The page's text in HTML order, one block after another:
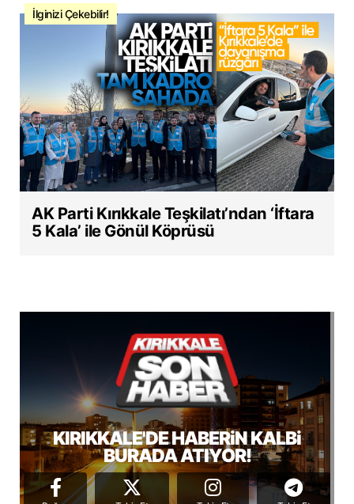
İlginizi Çekebilir!
AK Parti Kırıkkale Teşkilatı’ndan ‘İftara
5 Kala’ ile Gönül Köprüsü
KIRIKKALE'DE HABERiN KALBi
BURADA ATIYOR!